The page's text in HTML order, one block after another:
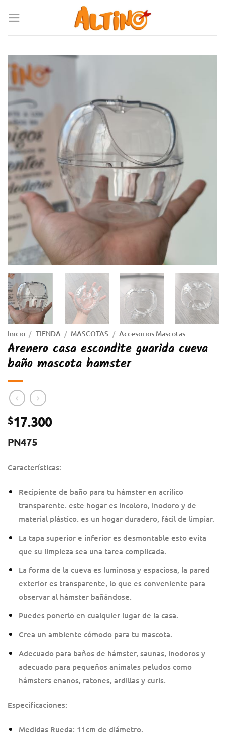
Inicio / TIENDA / MASCOTAS / Accesorios Mascotas
Arenero casa escondite guarida cueva
baño mascota hamster
$17.300
PN475
Características:
Recipiente de baño para tu hámster en acrílico
transparente. este hogar es incoloro, inodoro y de
material plástico. es un hogar duradero, fácil de limpiar.
La tapa superior e inferior es desmontable esto evita
que su limpieza sea una tarea complicada.
La forma de la cueva es luminosa y espaciosa, la pared
exterior es transparente, lo que es conveniente para
observar al hámster bañándose.
Puedes ponerlo en cualquier lugar de la casa.
Crea un ambiente cómodo para tu mascota.
Adecuado para baños de hámster, saunas, inodoros y
adecuado para pequeños animales peludos como
hámsters enanos, ratones, ardillas y curis.
Especificaciones:
Medidas Rueda: 11cm de diámetro.